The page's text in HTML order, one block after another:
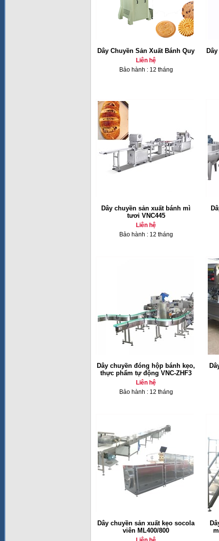
Dây Chuyền Sản Xuất Bánh Quy
Liên hệ
Bảo hành : 12 tháng
Dây chuyền sản xuất bánh mì
tươi VNC445
Liên hệ
Bảo hành : 12 tháng
Dây chuyền đóng hộp bánh kẹo,
thực phẩm tự động VNC-ZHF3
Liên hệ
Bảo hành : 12 tháng
Dây chuyền sản xuất kẹo socola
viên ML400/800